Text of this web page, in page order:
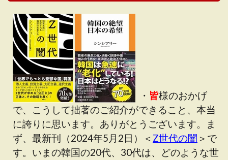
・ 皆様のおかげ
で、こうして拙著のご紹介ができること、本当
に誇りに思います。ありがとうございます。ま
ず、最新刊（2024年5月2日）＜ Z世代の闇 ＞で
す。いまの韓国の20代、30代は、どのような世